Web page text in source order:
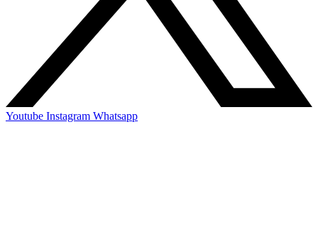
Youtube Instagram Whatsapp